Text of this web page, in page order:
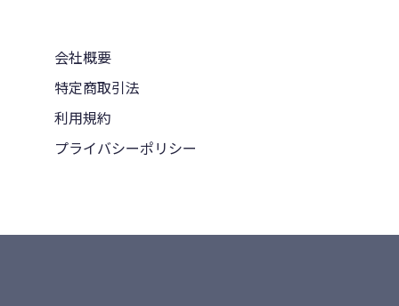
会社概要
特定商取引法
利用規約
プライバシーポリシー